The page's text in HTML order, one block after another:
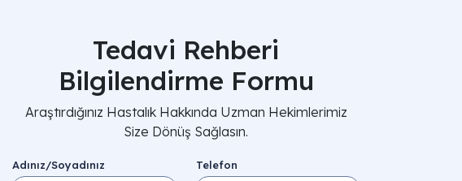
Tedavi Rehberi
Bilgilendirme Formu
Araştırdığınız Hastalık Hakkında Uzman Hekimlerimiz
Size Dönüş Sağlasın.
Adınız/Soyadınız Telefon